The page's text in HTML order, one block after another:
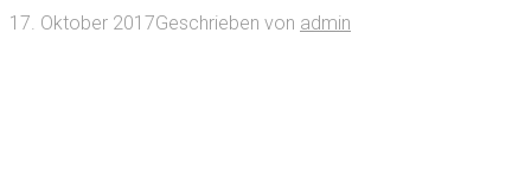
17. Oktober 2017Geschrieben von admin